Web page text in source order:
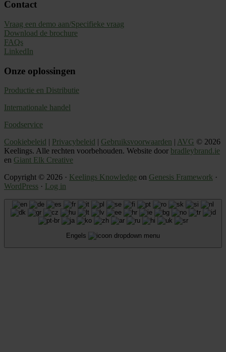
Contact
Vraag een demo aan/Specifieke vraag
Download de brochure
FAQs
LinkedIn
Onze oplossingen
Productie en Distributie
Internationale handel
Foodservice
Cookiebeleid | Privacybeleid | Gebruiksvoorwaarden | AVG © 2026
Keelings. Alle rechten voorbehouden. Website door bradleybrand.ie
en Giant Elk Creative
Copyright © 2026 · Keelings Knowledge on Genesis Framework ·
WordPress · Log in
Engels